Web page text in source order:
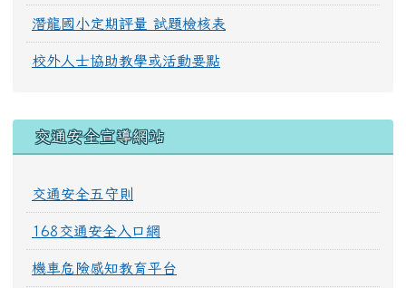
潛龍國小定期評量 試題檢核表
校外人士協助教學或活動要點
交通安全宣導網站
交通安全五守則
168交通安全入口網
機車危險感知教育平台